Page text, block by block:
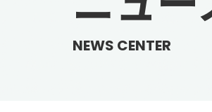
NEWS CENTER